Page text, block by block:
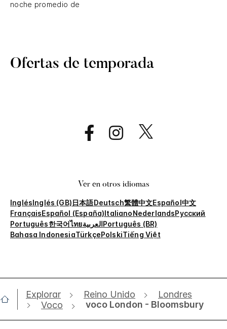
noche promedio de
Ofertas de temporada
Ver en otros idiomas
Inglés Inglés (GB) 日本語Deutsch繁體中文Español 中文
FrançaisEspañol (España) Italiano NederlandsРусский
Português한국어ไทยالعربية Português (BR)
Bahasa IndonesiaTürkçePolskiTiếng Việt
Explorar Reino Unido
Londres
Voco
voco London - Bloomsbury